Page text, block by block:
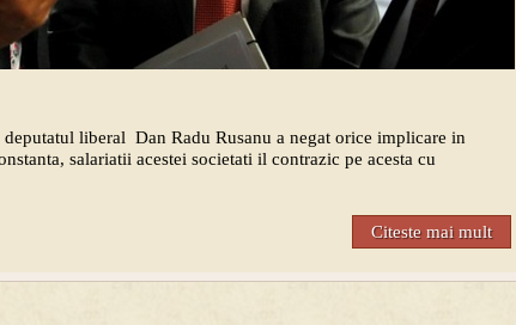
liberal Dan Radu Rusanu a negat orice implicare in
salariatii acestei societati il contrazic pe acesta cu
Citeste mai mult